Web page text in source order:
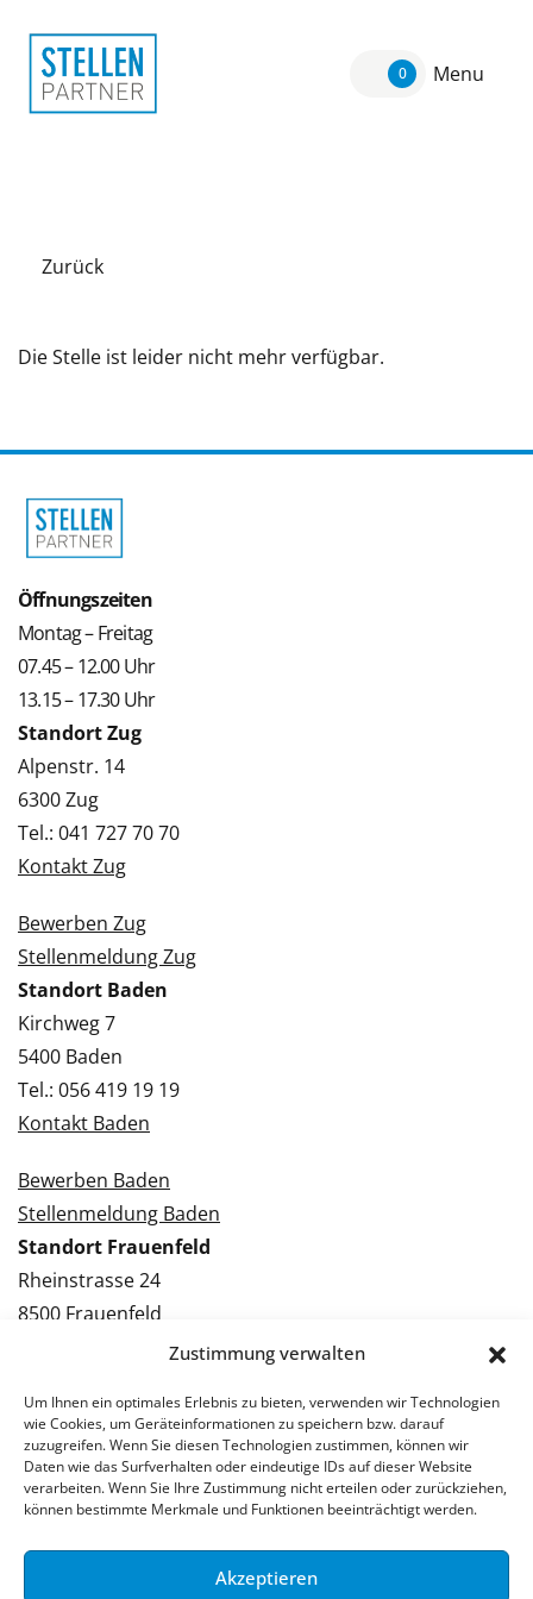
Zustimmung verwalten
Um Ihnen ein optimales Erlebnis zu bieten, verwenden wir Technologien
wie Cookies, um Geräteinformationen zu speichern bzw. darauf
zuzugreifen. Wenn Sie diesen Technologien zustimmen, können wir
Daten wie das Surfverhalten oder eindeutige IDs auf dieser Website
verarbeiten. Wenn Sie Ihre Zustimmung nicht erteilen oder zurückziehen,
können bestimmte Merkmale und Funktionen beeinträchtigt werden.
Akzeptieren
0 Menu
Zurück
Die Stelle ist leider nicht mehr verfügbar.
Öffnungszeiten
Montag – Freitag
07.45 – 12.00 Uhr
13.15 – 17.30 Uhr
Standort Zug
Alpenstr. 14
6300 Zug
Tel.: 041 727 70 70
Kontakt Zug
Bewerben Zug
Stellenmeldung Zug
Standort Baden
Kirchweg 7
5400 Baden
Tel.: 056 419 19 19
Kontakt Baden
Bewerben Baden
Stellenmeldung Baden
Standort Frauenfeld
Rheinstrasse 24
8500 Frauenfeld
Tel.: 052 224 09 09
Bewerben Frauenfeld
Stellenmeldung Frauenfeld
© 2026 Stellenpartner AG